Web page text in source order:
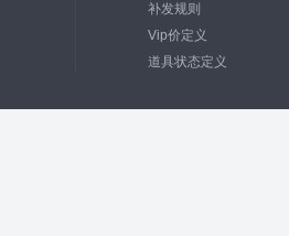
补发规则
Vip价定义
道具状态定义